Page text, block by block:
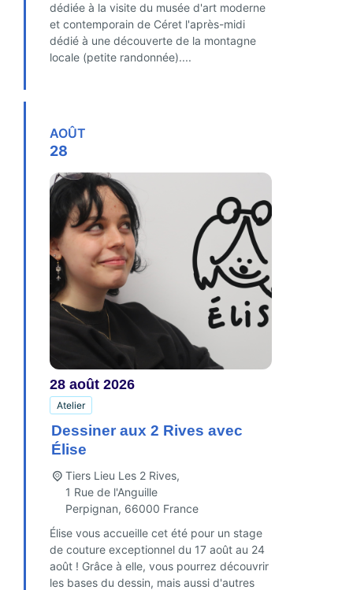
dédiée à la visite du musée d'art moderne
et contemporain de Céret l'après-midi
dédié à une découverte de la montagne
locale (petite randonnée)....
AOÛT
28
28 août 2026
Atelier
Dessiner aux 2 Rives avec
Élise
Tiers Lieu Les 2 Rives,
1 Rue de l'Anguille
Perpignan, 66000 France
Élise vous accueille cet été pour un stage
de couture exceptionnel du 17 août au 24
août ! Grâce à elle, vous pourrez découvrir
les bases du dessin, mais aussi d'autres